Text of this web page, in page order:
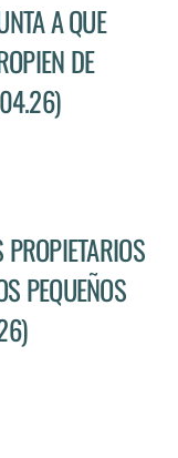
A QUE
DE
PEQUEÑOS